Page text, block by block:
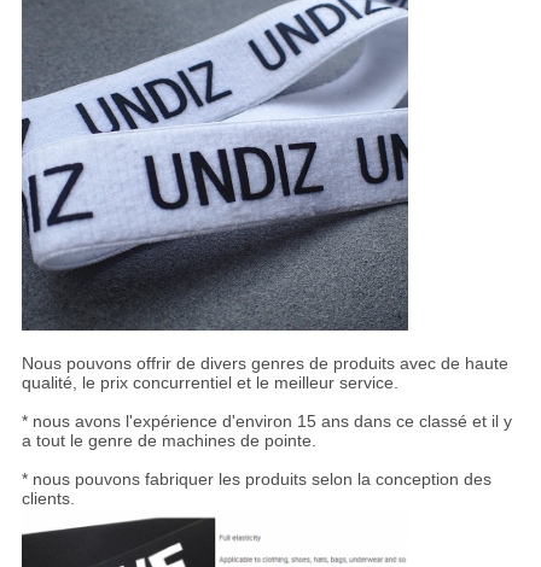
Nous pouvons offrir de divers genres de produits avec de haute
qualité, le prix concurrentiel et le meilleur service.
* nous avons l'expérience d'environ 15 ans dans ce classé et il y
a tout le genre de machines de pointe.
* nous pouvons fabriquer les produits selon la conception des
clients.